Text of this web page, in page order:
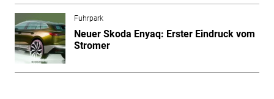
Fuhrpark
Neuer Skoda Enyaq: Erster Eindruck vom
Stromer